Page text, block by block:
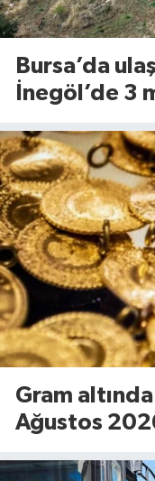
Bursa’da
İnegöl’de 3
Gram
Ağustos